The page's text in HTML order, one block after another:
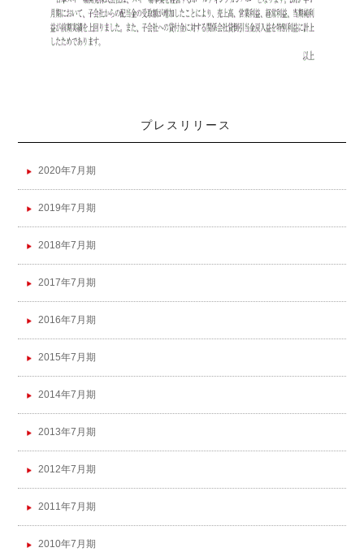
プレスリリース
2020年7月期
2019年7月期
2018年7月期
2017年7月期
2016年7月期
2015年7月期
2014年7月期
2013年7月期
2012年7月期
2011年7月期
2010年7月期